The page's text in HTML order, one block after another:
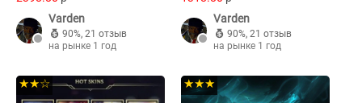
Varden
90%, 21 отзыв
на рынке 1 год
Varden
90%, 21 отзыв
на рынке 1 год
★★☆ ★★★